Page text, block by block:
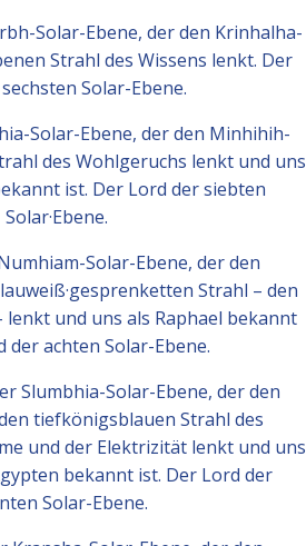
Solar-Ebene, der den Krinhalha-
Strahl des Wissens lenkt. Der
Solar-Ebene.
Solar-Ebene, der den Minhihih-
des Wohlgeruchs lenkt und uns
ist. Der Lord der siebten
Solar·Ebene.
Solar-Ebene, der den
Strahl – den
lenkt und uns als Raphael bekannt
der achten Solar-Ebene.
Slumbhia-Solar-Ebene, der den
tiefkönigsblauen Strahl des
und der Elektrizität lenkt und uns
bekannt ist. Der Lord der
Solar-Ebene.